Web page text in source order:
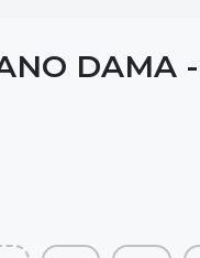
DAMA